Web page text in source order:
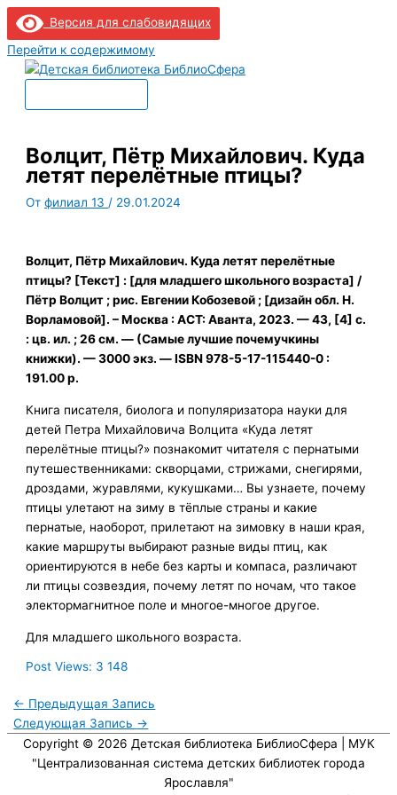
Версия для слабовидящих
Перейти к содержимому
Волцит, Пётр Михайлович. Куда
летят перелётные птицы?
Отфилиал 13 / 29.01.2024
Волцит, Пётр Михайлович. Куда летят перелётные
птицы? [Текст] : [для младшего школьного возраста] /
Пётр Волцит ; рис. Евгении Кобозевой ; [дизайн обл. Н.
Ворламовой]. – Москва : АСТ: Аванта, 2023. — 43, [4] с.
: цв. ил. ; 26 cм. — (Самые лучшие почемучкины
книжки). — 3000 экз. — ISBN 978-5-17-115440-0 :
191.00 р.
Книга писателя, биолога и популяризатора науки для
детей Петра Михайловича Волцита «Куда летят
перелётные птицы?» познакомит читателя с пернатыми
путешественниками: скворцами, стрижами, снегирями,
дроздами, журавлями, кукушками… Вы узнаете, почему
птицы улетают на зиму в тёплые страны и какие
пернатые, наоборот, прилетают на зимовку в наши края,
какие маршруты выбирают разные виды птиц, как
ориентируются в небе без карты и компаса, различают
ли птицы созвездия, почему летят по ночам, что такое
электормагнитное поле и многое-многое другое.
Для младшего школьного возраста.
Post Views: 3 148
← Предыдущая Запись
Следующая Запись →
Copyright © 2026 Детская библиотека БиблиоСфера | МУК
"Централизованная система детских библиотек города
Ярославля"